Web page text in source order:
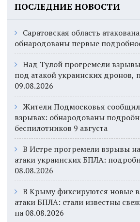
ПОСЛЕДНИЕ НОВОСТИ
Саратовская область
обнародованы первые
Над Тулой прогремели
под атакой украинских дронов,
09.08.2026
Жители Подмосковья
взрывах: обнародованы
беспилотников 9 августа
В Истре прогремели взрывы
атаки украинских БПЛА:
08.08.2026
В Крыму фиксируются новые
атаки БПЛА: стали известны
на 08.08.2026